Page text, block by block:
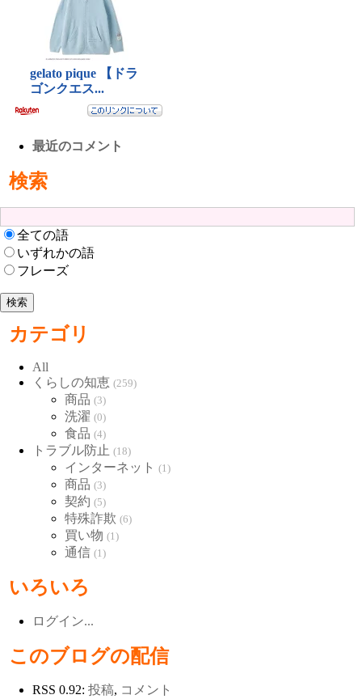
最近のコメント
検索
全ての語
いずれかの語
フレーズ
カテゴリ
All
くらしの知恵 (259)
商品 (3)
洗濯 (0)
食品 (4)
トラブル防止 (18)
インターネット (1)
商品 (3)
契約 (5)
特殊詐欺 (6)
買い物 (1)
通信 (1)
いろいろ
ログイン...
このブログの配信
RSS 0.92: 投稿, コメント